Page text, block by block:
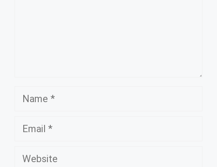
Name
Email
Website